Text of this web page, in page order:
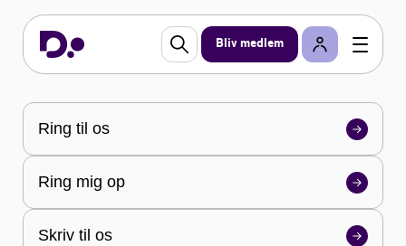
Bliv medlem
en lang række fordele
Du er selv med til at skræddersy din virksomheds
medlemskab af DI og uanset hvilken branche du
tilhører, så har vi en forening eller
branchefællesskab, som passer til dine behov.
Ring til os
Ring mig op
Skriv til os